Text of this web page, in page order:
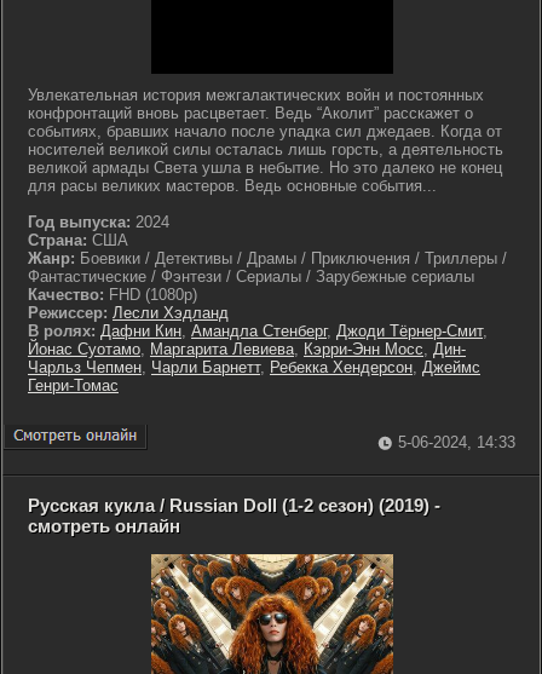
Увлекательная история межгалактических войн и постоянных
конфронтаций вновь расцветает. Ведь “Аколит” расскажет о
событиях, бравших начало после упадка сил джедаев. Когда от
носителей великой силы осталась лишь горсть, а деятельность
великой армады Света ушла в небытие. Но это далеко не конец
для расы великих мастеров. Ведь основные события...
Год выпуска: 2024
Страна: США
Жанр: Боевики / Детективы / Драмы / Приключения / Триллеры /
Фантастические / Фэнтези / Сериалы / Зарубежные сериалы
Качество: FHD (1080p)
Режиссер: Лесли Хэдланд
В ролях: Дафни Кин, Амандла Стенберг, Джоди Тёрнер-Смит,
Йонас Суотамо, Маргарита Левиева, Кэрри-Энн Мосс, Дин-
Чарльз Чепмен, Чарли Барнетт, Ребекка Хендерсон, Джеймс
Генри-Томас
5-06-2024, 14:33
Русская кукла / Russian Doll (1-2 сезон) (2019) -
смотреть онлайн